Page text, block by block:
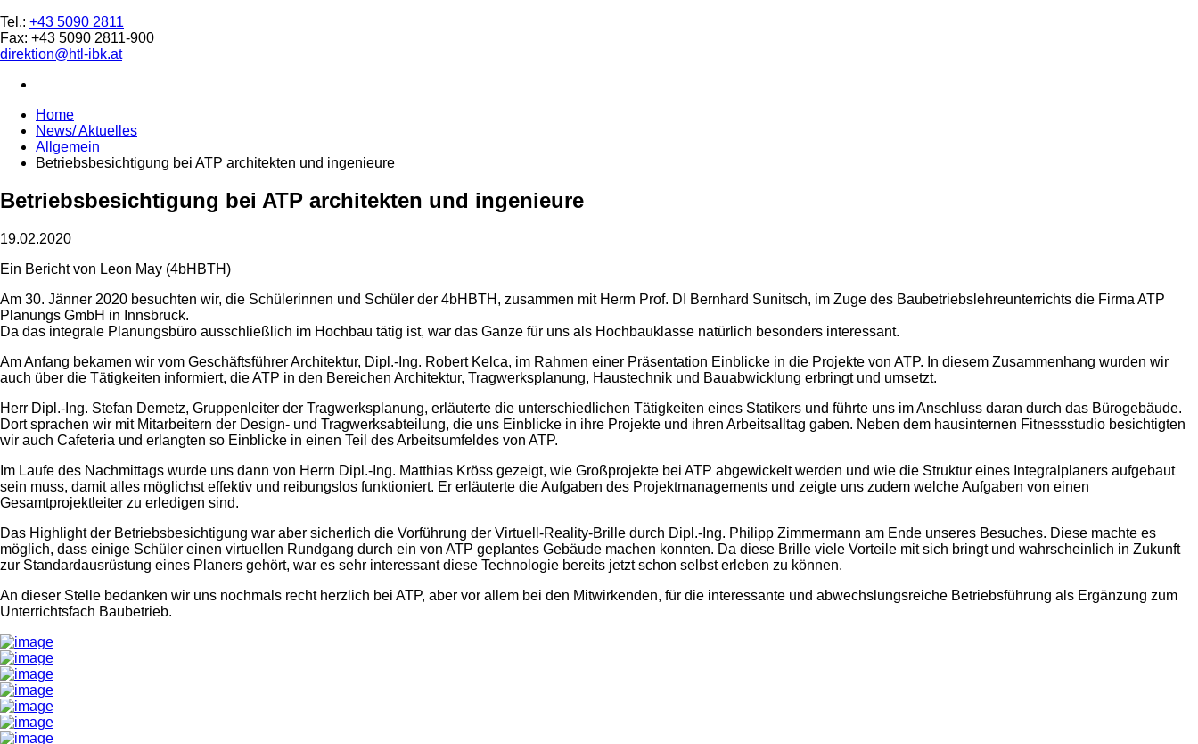
Tel.: +43 5090 2811
Fax: +43 5090 2811-900
direktion@htl-ibk.at
Home
News/ Aktuelles
Allgemein
Betriebsbesichtigung bei ATP architekten und ingenieure
Betriebsbesichtigung bei ATP architekten und ingenieure
19.02.2020
Ein Bericht von Leon May (4bHBTH)
Am 30. Jänner 2020 besuchten wir, die Schülerinnen und Schüler der 4bHBTH, zusammen mit Herrn Prof. DI Bernhard Sunitsch, im Zuge des Baubetriebslehreunterrichts die Firma ATP
Planungs GmbH in Innsbruck.
Da das integrale Planungsbüro ausschließlich im Hochbau tätig ist, war das Ganze für uns als Hochbauklasse natürlich besonders interessant.
Am Anfang bekamen wir vom Geschäftsführer Architektur, Dipl.-Ing. Robert Kelca, im Rahmen einer Präsentation Einblicke in die Projekte von ATP. In diesem Zusammenhang wurden wir
auch über die Tätigkeiten informiert, die ATP in den Bereichen Architektur, Tragwerksplanung, Haustechnik und Bauabwicklung erbringt und umsetzt.
Herr Dipl.-Ing. Stefan Demetz, Gruppenleiter der Tragwerksplanung, erläuterte die unterschiedlichen Tätigkeiten eines Statikers und führte uns im Anschluss daran durch das Bürogebäude.
Dort sprachen wir mit Mitarbeitern der Design- und Tragwerksabteilung, die uns Einblicke in ihre Projekte und ihren Arbeitsalltag gaben. Neben dem hausinternen Fitnessstudio besichtigten
wir auch Cafeteria und erlangten so Einblicke in einen Teil des Arbeitsumfeldes von ATP.
Im Laufe des Nachmittags wurde uns dann von Herrn Dipl.-Ing. Matthias Kröss gezeigt, wie Großprojekte bei ATP abgewickelt werden und wie die Struktur eines Integralplaners aufgebaut
sein muss, damit alles möglichst effektiv und reibungslos funktioniert. Er erläuterte die Aufgaben des Projektmanagements und zeigte uns zudem welche Aufgaben von einen
Gesamtprojektleiter zu erledigen sind.
Das Highlight der Betriebsbesichtigung war aber sicherlich die Vorführung der Virtuell-Reality-Brille durch Dipl.-Ing. Philipp Zimmermann am Ende unseres Besuches. Diese machte es
möglich, dass einige Schüler einen virtuellen Rundgang durch ein von ATP geplantes Gebäude machen konnten. Da diese Brille viele Vorteile mit sich bringt und wahrscheinlich in Zukunft
zur Standardausrüstung eines Planers gehört, war es sehr interessant diese Technologie bereits jetzt schon selbst erleben zu können.
An dieser Stelle bedanken wir uns nochmals recht herzlich bei ATP, aber vor allem bei den Mitwirkenden, für die interessante und abwechslungsreiche Betriebsführung als Ergänzung zum
Unterrichtsfach Baubetrieb.